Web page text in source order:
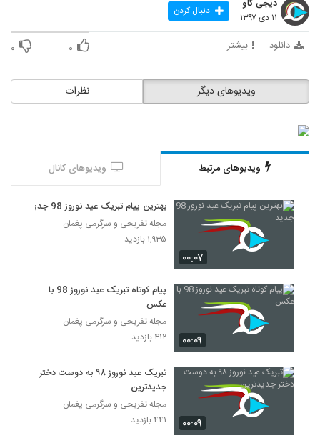
دیجی کاو
۱۱ دی ۱۳۹۷ دنبال کردن
دانلود بیشتر ۰ ۰
نظرات ویدیوهای دیگر
ویدیوهای مرتبط ویدیوهای کانال
۰۰:۰۷
بهترین پیام تبریک عید نوروز 98 جدید
مجله تفریحی و سرگرمی پغمان
۱,۹۳۵ بازدید
۰۰:۰۹
پیام کوتاه تبریک عید نوروز 98 با
عکس
مجله تفریحی و سرگرمی پغمان
۴۱۲ بازدید
۰۰:۰۹
تبریک عید نوروز ۹۸ به دوست دختر
جدیدترین
مجله تفریحی و سرگرمی پغمان
۴۴۱ بازدید